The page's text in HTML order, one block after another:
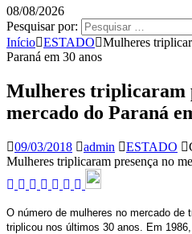
08/08/2026
Pesquisar por:
Início ESTADO
Mulheres
Paraná em 30 anos
Mulheres triplicaram
mercado do Paraná
09/03/2018 admin ESTADO
Mulheres triplicaram presença no
O número de mulheres no mercado de
triplicou nos últimos 30 anos. Em